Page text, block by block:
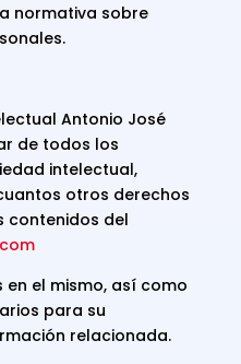
normativa sobre
Antonio José
de todos los
intelectual,
otros derechos
contenidos del
el mismo, así como
para su
relacionada.